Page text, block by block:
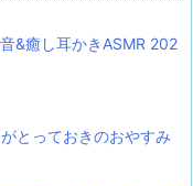
&癒し耳かきASMR 202
とっておきのおやすみ